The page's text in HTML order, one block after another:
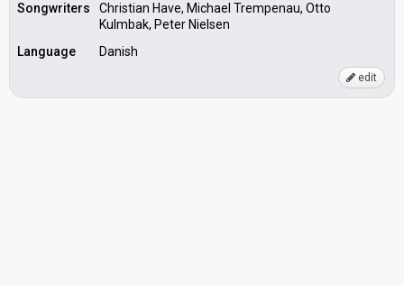
Songwriters
Christian Have, Michael Trempenau, Otto
Kulmbak, Peter Nielsen
Language
Danish
edit